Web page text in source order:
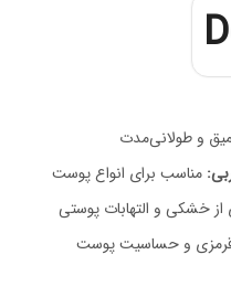
و طولانی‌مدت
مناسب برای انواع پوست
از خشکی و التهابات پوستی
و حساسیت پوست